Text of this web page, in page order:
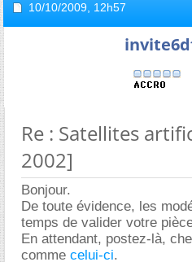
10/10/2009, 12h57
Re : Satellites
2002]
Bonjour.
De toute évidence, les
temps de valider votre
En attendant, postez-là,
comme celui-ci.